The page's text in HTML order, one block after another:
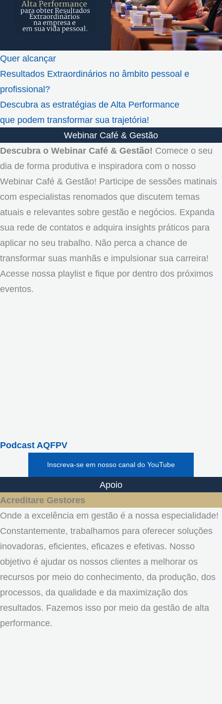
Quer alcançar
Resultados Extraordinários no âmbito pessoal e
profissional?
Descubra as estratégias de Alta Performance
que podem transformar sua trajetória!
Webinar Café & Gestão
Descubra o Webinar Café & Gestão! Comece o seu
dia de forma produtiva e inspiradora com o nosso
Webinar Café & Gestão! Participe de sessões matinais
com especialistas renomados que discutem temas
atuais e relevantes sobre gestão e negócios. Expanda
sua rede de contatos e adquira insights práticos para
aplicar no seu trabalho. Não perca a chance de
transformar suas manhãs e impulsionar sua carreira!
Acesse nossa playlist e fique por dentro dos próximos
eventos.
Podcast AQFPV
Inscreva-se em nosso canal do YouTube
Apoio
Acreditare Gestores
Onde a excelência em gestão é a nossa especialidade!
Constantemente, trabalhamos para oferecer soluções
inovadoras, eficientes, eficazes e efetivas. Nosso
objetivo é ajudar os nossos clientes a melhorar os
recursos por meio do conhecimento, da produção, dos
processos, da qualidade e da maximização dos
resultados. Fazemos isso por meio da gestão de alta
performance.